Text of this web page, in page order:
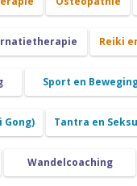
Reiki
Sport en
Gong) Tantra en
Wandelcoaching